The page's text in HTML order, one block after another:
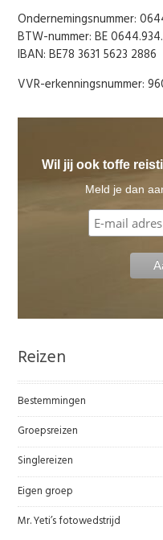
Ondernemingsnummer:
BTW-nummer: BE
IBAN: BE78 3631 5623 2886
VVR-erkenningsnummer:
Wil jij ook toffe
Meld je dan
Reizen
Bestemmingen
Groepsreizen
Singlereizen
Eigen groep
Mr. Yeti’s fotowedstrijd